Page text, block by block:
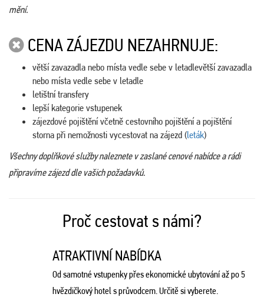
mění.
CENA ZÁJEZDU NEZAHRNUJE:
větší zavazadla nebo místa vedle sebe v letadlevětší zavazadla
nebo místa vedle sebe v letadle
letištní transfery
lepší kategorie vstupenek
zájezdové pojištění včetně cestovního pojištění a pojištění
storna při nemožnosti vycestovat na zájezd (leták)
Všechny doplňkové služby naleznete v zaslané cenové nabídce a rádi
připravíme zájezd dle vašich požadavků.
Proč cestovat s námi?
ATRAKTIVNÍ NABÍDKA
Od samotné vstupenky přes ekonomické ubytování až po 5
hvězdičkový hotel s průvodcem. Určitě si vyberete.